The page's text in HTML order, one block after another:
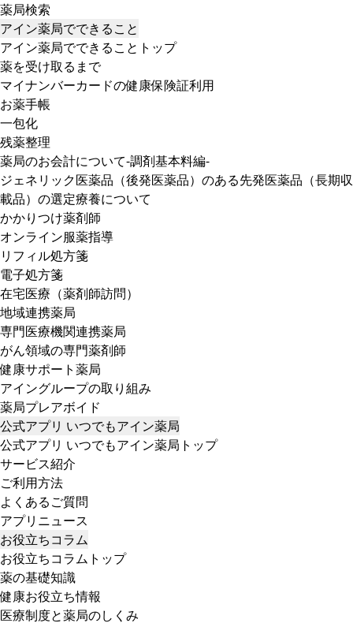
薬局検索
アイン薬局でできること
アイン薬局でできることトップ
薬を受け取るまで
マイナンバーカードの健康保険証利用
お薬手帳
一包化
残薬整理
薬局のお会計について-調剤基本料編-
ジェネリック医薬品（後発医薬品）のある先発医薬品（長期収
載品）の選定療養について
かかりつけ薬剤師
オンライン服薬指導
リフィル処方箋
電子処方箋
在宅医療（薬剤師訪問）
地域連携薬局
専門医療機関連携薬局
がん領域の専門薬剤師
健康サポート薬局
アイングループの取り組み
薬局プレアボイド
公式アプリ いつでもアイン薬局
公式アプリ いつでもアイン薬局トップ
サービス紹介
ご利用方法
よくあるご質問
アプリニュース
お役立ちコラム
お役立ちコラムトップ
薬の基礎知識
健康お役立ち情報
医療制度と薬局のしくみ